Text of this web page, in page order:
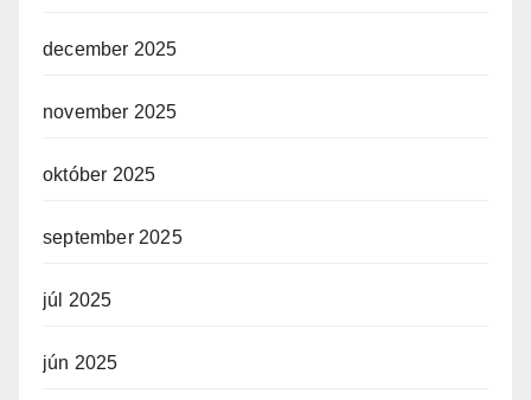
december 2025
november 2025
október 2025
september 2025
júl 2025
jún 2025